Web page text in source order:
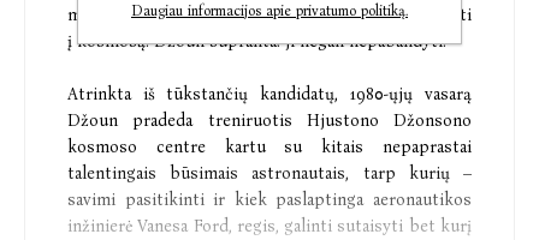
moteris mokslininkes tapti astronautėmis ir keliauti
į kosmosą. Džoun supranta: ji negali nepabandyti.
Atrinkta iš tūkstančių kandidatų, 1980-ųjų vasarą
Džoun pradeda treniruotis Hjustono Džonsono
kosmoso centre kartu su kitais nepaprastai
talentingais būsimais astronautais, tarp kurių –
savimi pasitikinti ir kiek paslaptinga aeronautikos
inžinierė Vanesa Ford, regis, galinti sutaisyti bet kurį
Daugiau informacijos apie privatumo politiką.